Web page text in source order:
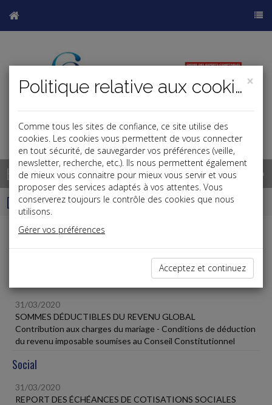
Base documentaire
Dépêches
Liste des dernières dépêches
31/03/2020
SOMMES DÉDUCTIBLES DU REVENU GLOBAL
Contribution aux charges du mariage - Conditions de déduction
du revenu imposable soumises au Conseil Constitutionnel
Social
31/03/2020
REPORT DES ÉCHÉANCES DE COTISATIONS SOCIALES
×
Politique relative aux cookies
Comme tous les sites de confiance, ce site utilise des
cookies. Les cookies vous permettent de vous connecter
en tout sécurité, de sauvegarder vos préférences (veille,
newsletter, recherche, etc.). Ils nous permettent également
de mieux vous connaitre pour mieux vous servir et vous
proposer des services adaptés à vos attentes. Vous
conserverez toujours le contrôle des cookies que nous
utilisons.
Gérer vos préférences
Acceptez et continuez